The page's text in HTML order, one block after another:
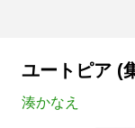
ユートピア (
湊かなえ